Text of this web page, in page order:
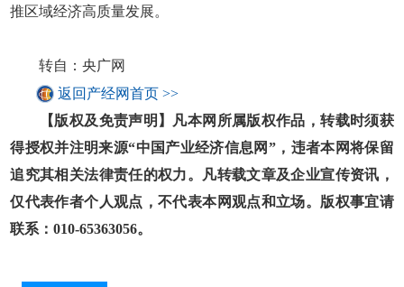
推区域经济高质量发展。
转自：央广网
返回产经网首页 >>
【版权及免责声明】凡本网所属版权作品，转载时须获
得授权并注明来源“中国产业经济信息网”，违者本网将保留
追究其相关法律责任的权力。凡转载文章及企业宣传资讯，
仅代表作者个人观点，不代表本网观点和立场。版权事宜请
联系：010-65363056。